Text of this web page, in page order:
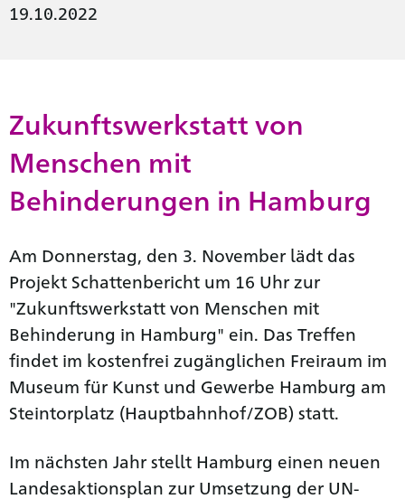
19.10.2022
Zukunftswerkstatt von
Menschen mit
Behinderungen in Hamburg
Am Donnerstag, den 3. November lädt das
Projekt Schattenbericht um 16 Uhr zur
"Zukunftswerkstatt von Menschen mit
Behinderung in Hamburg" ein. Das Treffen
findet im kostenfrei zugänglichen Freiraum im
Museum für Kunst und Gewerbe Hamburg am
Steintorplatz (Hauptbahnhof/ZOB) statt.
Im nächsten Jahr stellt Hamburg einen neuen
Landesaktionsplan zur Umsetzung der UN-